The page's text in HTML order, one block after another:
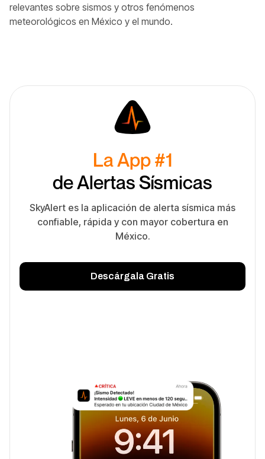
relevantes sobre sismos y otros fenómenos
meteorológicos en México y el mundo.
La App #1
de Alertas Sísmicas
SkyAlert es la aplicación de alerta sísmica más
confiable, rápida y con mayor cobertura en
México.
Descárgala Gratis